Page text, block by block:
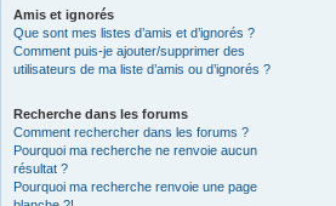
Amis et ignorés
Que sont mes listes d’amis et d’ignorés ?
Comment puis-je ajouter/supprimer des
utilisateurs de ma liste d’amis ou d’ignorés ?
Recherche dans les forums
Comment rechercher dans les forums ?
Pourquoi ma recherche ne renvoie aucun
résultat ?
Pourquoi ma recherche renvoie une page